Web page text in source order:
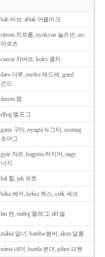
bab 버브, ablak 어블러크
citrom 치트롬, nyolcvan 뇰츠번, arc
어르츠
csavar 처버르, kulcs 쿨치
daru 더루, medve 메드베, gond
곤드
dzsem 젬
elfog 엘포그
gumi 구미, nyugta 뉴그터, csomag
초머그
gyár 자르, hagyma 허지머, nagy
너지
hal 헐, juh 유흐
béka 베커, keksz 켁스, szék 세크
len 렌, meleg 멜레그, dél 델
málna 말너, bomba 봄버, álom 알롬
néma 네머, bunda 분더, pihen 피헨